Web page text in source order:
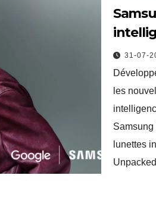
31-07-
les
lunettes